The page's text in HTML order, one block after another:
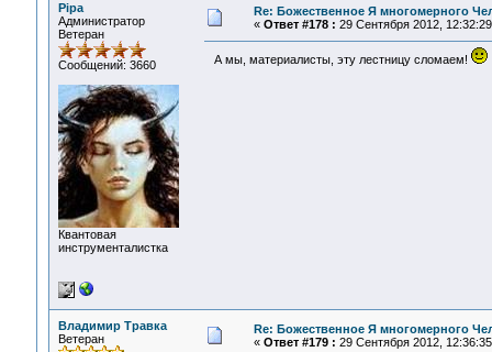
Pipa
Администратор
Ветеран
Сообщений: 3660
Квантовая
инструменталистка
Re: Божественное Я многомерного
« Ответ #178 : 29 Сентября 2012,
А мы, материалисты, эту лестницу сломаем!
Владимир Травка
Ветеран
Re: Божественное Я многомерного
« Ответ #179 : 29 Сентября 2012,